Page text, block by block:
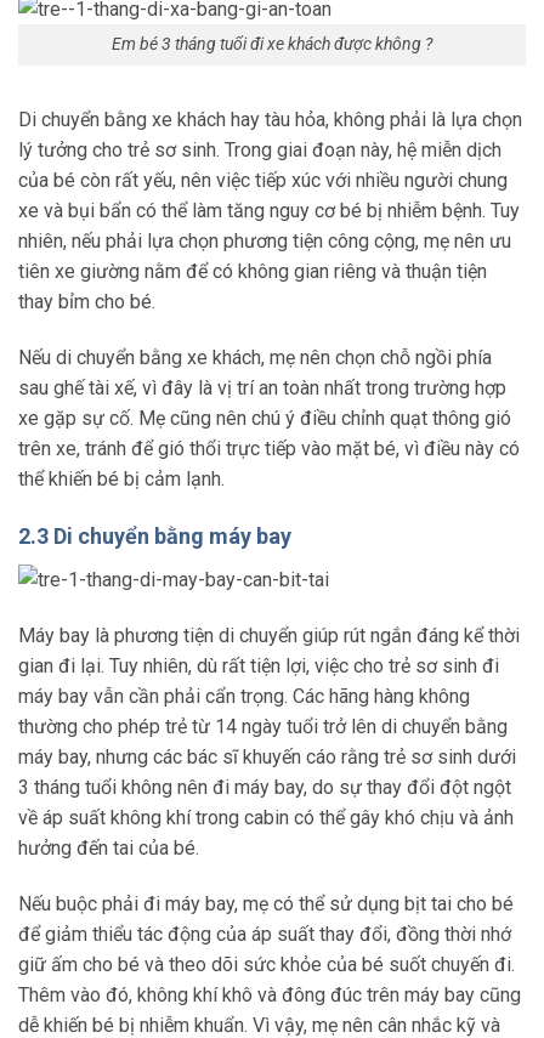
Em bé 3 tháng tuổi đi xe khách được không ?
Di chuyển bằng xe khách hay tàu hỏa, không phải là lựa chọn
lý tưởng cho trẻ sơ sinh. Trong giai đoạn này, hệ miễn dịch
của bé còn rất yếu, nên việc tiếp xúc với nhiều người chung
xe và bụi bẩn có thể làm tăng nguy cơ bé bị nhiễm bệnh. Tuy
nhiên, nếu phải lựa chọn phương tiện công cộng, mẹ nên ưu
tiên xe giường nằm để có không gian riêng và thuận tiện
thay bỉm cho bé.
Nếu di chuyển bằng xe khách, mẹ nên chọn chỗ ngồi phía
sau ghế tài xế, vì đây là vị trí an toàn nhất trong trường hợp
xe gặp sự cố. Mẹ cũng nên chú ý điều chỉnh quạt thông gió
trên xe, tránh để gió thổi trực tiếp vào mặt bé, vì điều này có
thể khiến bé bị cảm lạnh.
2.3 Di chuyển bằng máy bay
Máy bay là phương tiện di chuyển giúp rút ngắn đáng kể thời
gian đi lại. Tuy nhiên, dù rất tiện lợi, việc cho trẻ sơ sinh đi
máy bay vẫn cần phải cẩn trọng. Các hãng hàng không
thường cho phép trẻ từ 14 ngày tuổi trở lên di chuyển bằng
máy bay, nhưng các bác sĩ khuyến cáo rằng trẻ sơ sinh dưới
3 tháng tuổi không nên đi máy bay, do sự thay đổi đột ngột
về áp suất không khí trong cabin có thể gây khó chịu và ảnh
hưởng đến tai của bé.
Nếu buộc phải đi máy bay, mẹ có thể sử dụng bịt tai cho bé
để giảm thiểu tác động của áp suất thay đổi, đồng thời nhớ
giữ ấm cho bé và theo dõi sức khỏe của bé suốt chuyến đi.
Thêm vào đó, không khí khô và đông đúc trên máy bay cũng
dễ khiến bé bị nhiễm khuẩn. Vì vậy, mẹ nên cân nhắc kỹ và